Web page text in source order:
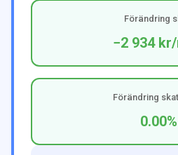
Förändring
−2 934 kr
Förändring
0.00%